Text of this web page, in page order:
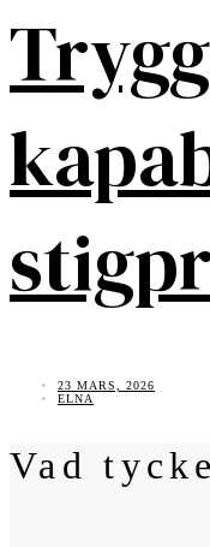
23 MARS, 2026
ELNA
Vad